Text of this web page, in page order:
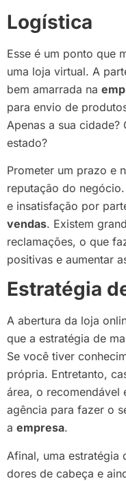
Logística
Esse é um ponto que
uma loja virtual. A
bem amarrada na
para envio de
Apenas a sua
estado?
Prometer um prazo e
reputação do
e insatisfação por
vendas. Existem
reclamações, o que
positivas e aumentar
Estratégia
A abertura da loja
que a estratégia de
Se você tiver
própria. Entretanto,
área, o recomendável
agência para fazer o
a empresa.
Afinal, uma estratégia
dores de cabeça e